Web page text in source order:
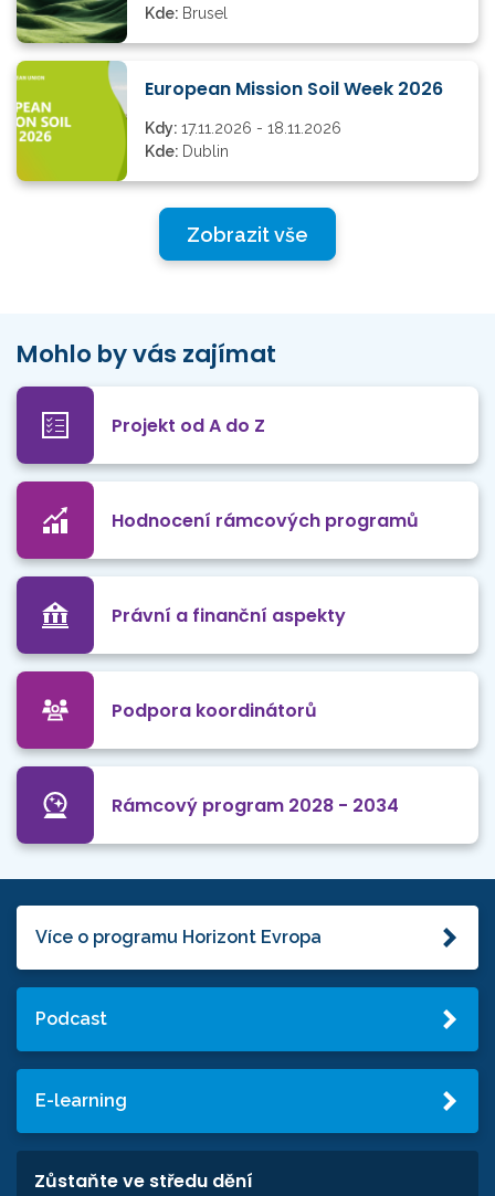
Kde: Brusel
European Mission Soil Week 2026
Kdy: 17.11.2026 - 18.11.2026
Kde: Dublin
Zobrazit vše
Mohlo by vás zajímat
Projekt od A do Z
Hodnocení rámcových programů
Právní a finanční aspekty
Podpora koordinátorů
Rámcový program 2028 - 2034
Více o programu Horizont Evropa
Podcast
E-learning
Zůstaňte ve středu dění